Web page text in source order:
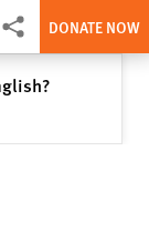
via Bluesky
More sharing options
DONATE NOW